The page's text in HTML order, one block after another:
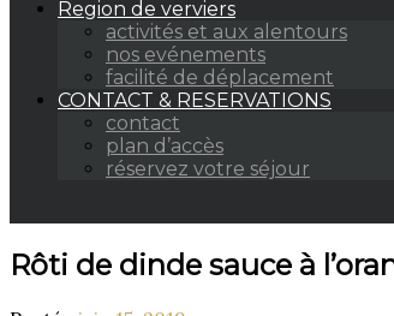
Region de verviers
activités et aux alentours
nos evénements
facilité de déplacement
CONTACT & RESERVATIONS
contact
plan d’accès
réservez votre séjour
Rôti de dinde sauce à